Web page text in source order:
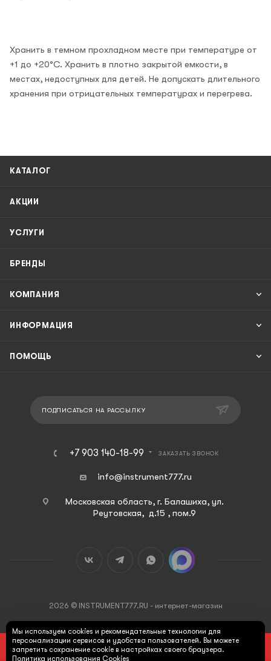
ПОД ЗАКАЗ
Хранить в темном прохладном месте при температуре от
+1 до +20°C. Хранить в плотно закрытой емкости, в
местах, недоступных для детей. Не допускать длительного
хранения при отрицательных температурах и перегрева.
КАТАЛОГ
АКЦИИ
УСЛУГИ
БРЕНДЫ
КОМПАНИЯ
ИНФОРМАЦИЯ
ПОМОЩЬ
ПОДПИСАТЬСЯ НА РАССЫЛКУ
+7 903 140-18-99 ЗАКАЗАТЬ ЗВОНОК
info@instrument777.ru
Московская область, г. Балашиха, ул.
Реутовская, д.15 , пом.9
2026 © INSTRUMENT777.RU - интернет-магазин
Мы используем cookies и рекомендательные технологии для
персонализации сервисов и удобства пользователей. Вы можете
запретить сохранение cookie в настройках своего браузера.
Политика использования Cookies